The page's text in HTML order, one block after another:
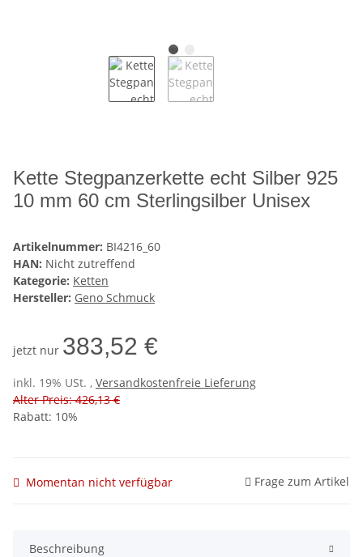
Kette Stegpanzerkette echt Silber 925
10 mm 60 cm Sterlingsilber Unisex
Artikelnummer: BI4216_60
HAN: Nicht zutreffend
Kategorie: Ketten
Hersteller: Geno Schmuck
jetzt nur 383,52 €
inkl. 19% USt. , Versandkostenfreie Lieferung
Alter Preis: 426,13 €
Rabatt: 10%
Momentan nicht verfügbar Frage zum Artikel
Beschreibung